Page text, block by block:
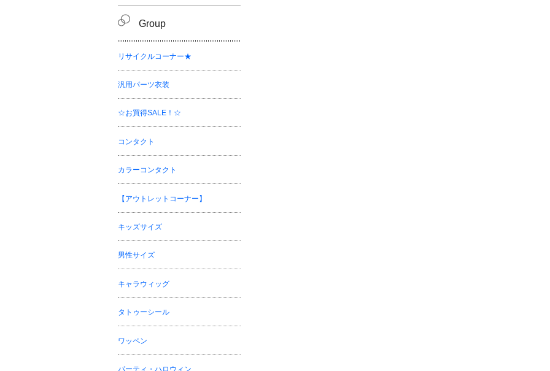
Group
リサイクルコーナー★
汎用パーツ衣装
☆お買得SALE！☆
コンタクト
カラーコンタクト
【アウトレットコーナー】
キッズサイズ
男性サイズ
キャラウィッグ
タトゥーシール
ワッペン
パーティ・ハロウィン